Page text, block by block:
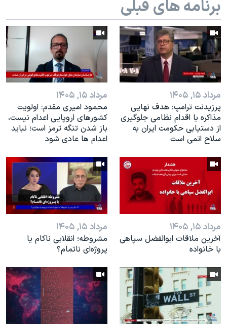
نرگس محمدی برنده جایزه نوبل صلح
همایش محافظه‌کاران آمریکا «سی‌پک»
صفحه‌های ویژه
سفر پرزیدنت ترامپ به چین
برنامه های قبلی
مرداد ۱۵, ۱۴۰۵
پرزیدنت ترامپ: هدف نهایی
مذاکره با اقدام نظامی جلوگیری
از دستیابی حکومت ایران به
سلاح اتمی است
مرداد ۱۵, ۱۴۰۵
محمود امیری مقدم: اولویت
کشورهای اروپایی اعدام نیست،
باز شدن تنگه ترمز است؛ نباید
اعدام ها عادی شود
مرداد ۱۵, ۱۴۰۵
آخرین ملاقات ابوالفضل سپاهی
با خانواده
مرداد ۱۵, ۱۴۰۵
مشروطه؛ انقلابى ناكام یا
پروژه‌ای نا‌تمام؟